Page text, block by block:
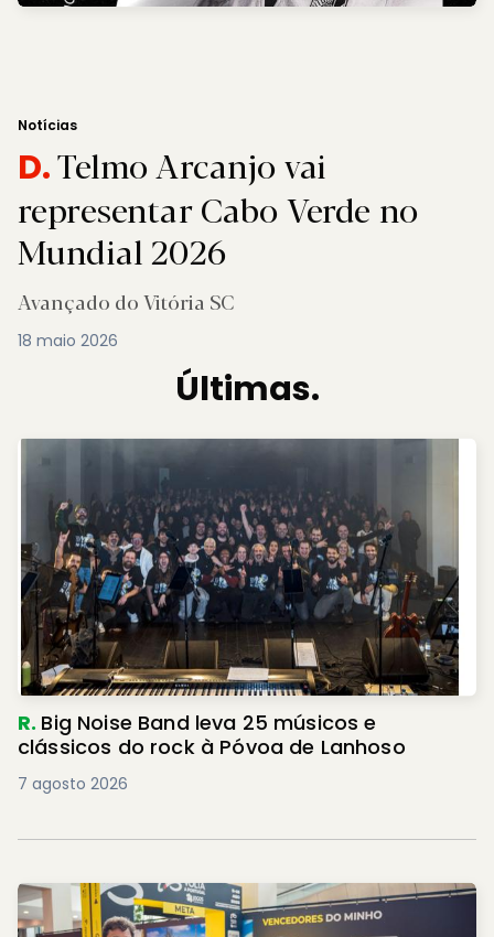
Notícias
D.Telmo Arcanjo vai
representar Cabo Verde no
Mundial 2026
Avançado do Vitória SC
18 maio 2026
Últimas.
R. Big Noise Band leva 25 músicos e
clássicos do rock à Póvoa de Lanhoso
7 agosto 2026